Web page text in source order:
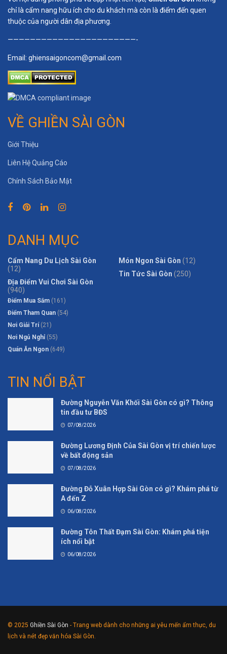
chỉ là cẩm nang hữu ích cho du khách mà còn là điểm đến quen
thuộc của người dân địa phương.
———————————————————————-
Email: ghiensaigoncom@gmail.com
VỀ GHIỀN SÀI GÒN
Giới Thiệu
Liên Hệ Quảng Cáo
Chính Sách Bảo Mật
DANH MỤC
Cẩm Nang Du Lịch Sài Gòn
(12)
Địa Điểm Vui Chơi Sài Gòn
(940)
Điểm Mua Sắm (161)
Điểm Tham Quan (54)
Nơi Giải Trí(21)
Nơi Ngủ Nghỉ (55)
Quán Ăn Ngon (649)
Món Ngon Sài Gòn (12)
Tin Tức Sài Gòn (250)
TIN NỔI BẬT
Đường Nguyễn Văn Khối Sài Gòn có gì? Thông
tin đầu tư BĐS
07/08/2026
Đường Lương Định Của Sài Gòn vị trí chiến lược
về bất động sản
07/08/2026
Đường Đỗ Xuân Hợp Sài Gòn có gì? Khám phá từ
A đến Z
06/08/2026
Đường Tôn Thất Đạm Sài Gòn: Khám phá tiện
ích nổi bật
06/08/2026
© 2025 Ghiền Sài Gòn - Trang web dành cho những ai yêu mến ẩm thực, du
lịch và nét đẹp văn hóa Sài Gòn.